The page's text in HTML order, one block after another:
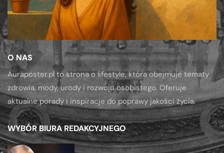
O NAS
Auraposter.pl to strona o lifestyle, która obejmuje tematy
zdrowia, mody, urody i rozwoju osobistego. Oferuje
aktualne porady i inspiracje do poprawy jakości życia.
WYBÓR BIURA REDAKCYJNEGO